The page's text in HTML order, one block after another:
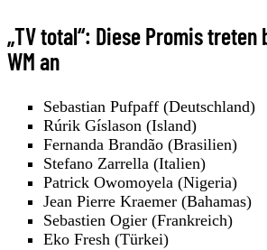
„TV total“: Diese Promis treten
WM an
Sebastian Pufpaff (Deutschland)
Rúrik Gíslason (Island)
Fernanda Brandão (Brasilien)
Stefano Zarrella (Italien)
Patrick Owomoyela (Nigeria)
Jean Pierre Kraemer (Bahamas)
Sebastien Ogier (Frankreich)
Eko Fresh (Türkei)